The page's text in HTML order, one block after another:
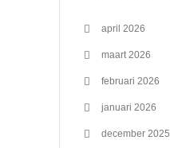
april 2026
maart 2026
februari 2026
januari 2026
december 2025